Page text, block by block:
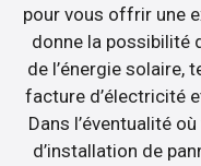
pour vous offrir une
donne la possibilité
de l’énergie solaire,
facture d’électricité
Dans l’éventualité
d’installation de